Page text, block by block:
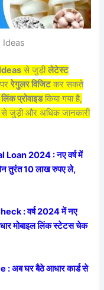
Ideas
से जुड़ीलेटेस्ट
रेगुलर विजिटकर सकते
प्रोवाइडकिया गया है,
से जुड़ी और अधिक जानकारी
Loan 2024 : नए वर्ष में
तुरंत 10 लाख रुपए ले,
: वर्ष 2024 में नए
मोबाइल लिंक स्टेटस चेक
अब घर बैठे आधार कार्ड से